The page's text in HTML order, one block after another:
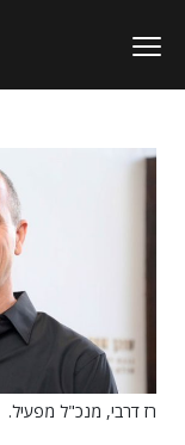
רז דרבי, מנכ"ל מפעיל.